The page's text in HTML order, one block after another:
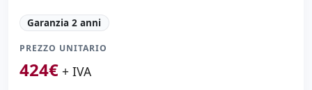
Suono: Realtek Audio
Rete: Intel Ethernet Connection L219-LM
Porte: 2x Thunderbolt · 2x USB 3.1
Tattile 14 '' FullHD 16:
Garanzia 2 anni
PREZZO UNITARIO
424€ + IVA